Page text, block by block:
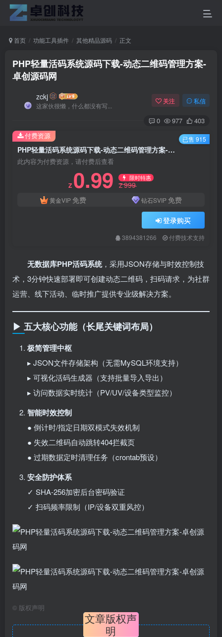
首页 功能工具插件 其他精品源码 正文
PHP轻量活码系统源码下载-动态二维码管理方案-
卓创源码网
zckj
这家伙很懒，什么都没有写...
关注 私信
0 977 403
PHP轻量活码系统源码下载-动态二维码管理方案-卓创源码网
此内容为付费资源，请付费后查看
Z 0.99 限时特惠
Z999
黄金VIP 免费 钻石SVIP 免费
登录购买
3894381266 付费技术支持
付费资源 已售 915
无数据库PHP活码系统，采用JSON存储与时效控制技
术，3分钟快速部署即可创建动态二维码，扫码请求，为社群
运营、线下活动、临时推广提供专业级解决方案。
▶ 五大核心功能（长尾关键词布局）
极简管理中枢
▸ JSON文件存储架构（无需MySQL环境支持）
▸ 可视化活码生成器（支持批量导入导出）
▸ 访问数据实时统计（PV/UV/设备类型监控）
智能时效控制
● 倒计时/指定日期双模式失效机制
● 失效二维码自动跳转404拦截页
● 过期数据定时清理任务（crontab预设）
安全防护体系
✓ SHA-256加密后台密码验证
✓ 扫码频率限制（IP/设备双重风控）
© 版权声明
文章版权声
明